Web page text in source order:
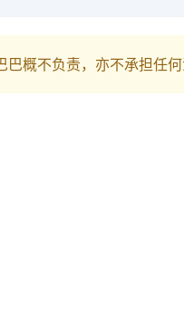
概不负责，亦不承担任何